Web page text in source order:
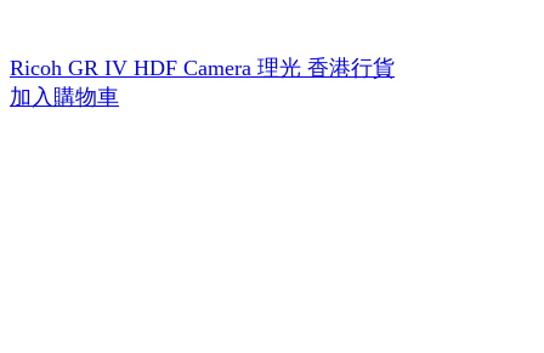
Ricoh GR IV HDF Camera 理光 香港行貨
加入購物車